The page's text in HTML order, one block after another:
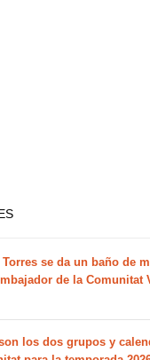
Torres se da un baño de
de la Comunitat
los dos grupos y